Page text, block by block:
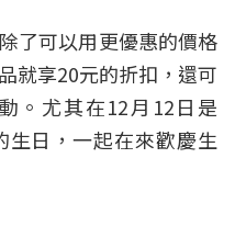
了可以用更優惠的價格
就享20元的折扣，還可
。尤其在12月12日是
生日，一起在來歡慶生